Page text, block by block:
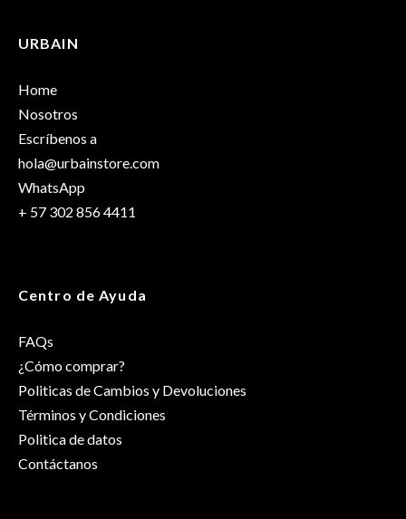
Dimensiones
Solo los usuarios registrados que hayan comprado este
URBAIN
Home
Nosotros
Escríbenos a
hola@urbainstore.com
WhatsApp
+ 57 302 856 4411
Centro de Ayuda
FAQs
¿Cómo comprar?
Politicas de Cambios y Devoluciones
Términos y Condiciones
Politica de datos
Contáctanos